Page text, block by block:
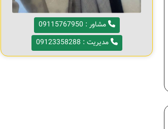
مشاور : 09115767950
مدیریت : 09123358288